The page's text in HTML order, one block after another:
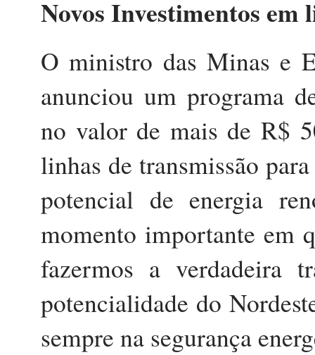
Novos Investimentos em
O ministro das Minas e
anunciou um programa
no valor de mais de R$
linhas de transmissão
potencial de energia
momento importante em
fazermos a verdadeira
potencialidade do
sempre na segurança